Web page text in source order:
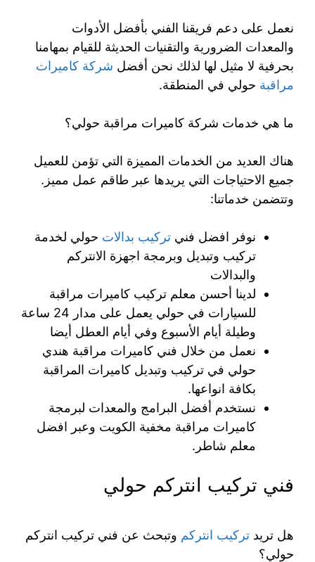
نعمل على دعم فريقنا الفني بأفضل الأدوات
والمعدات الضرورية والتقنيات الحديثة للقيام بمهامنا
بحرفية لا مثيل لها لذلك نحن أفضل شركة كاميرات
مراقبة حولي في المنطقة.
ما هي خدمات شركة كاميرات مراقبة حولي؟
هناك العديد من الخدمات المميزة التي تؤمن للعميل
جميع الاحتياجات التي يريدها عبر طاقم عمل مميز.
وتتضمن خدماتنا:
نوفر افضل فني تركيب بدالات حولي لخدمة
تركيب وتبديل وبرمجة اجهزة الانتركم
والبدالات
لدينا أحسن معلم تركيب كاميرات مراقبة
للسيارات في حولي يعمل على مدار 24 ساعة
وطيلة أيام الأسبوع وفي أيام العطل أيضا
نعمل من خلال فني كاميرات مراقبة هندي
حولي في تركيب وتبديل كاميرات المراقبة
بكافة انواعها.
نستخدم أفضل البرامج والمعدات لبرمجة
كاميرات مراقبة مخفية الكويت وعبر افضل
معلم شاطر.
فني تركيب انتركم حولي
هل تريد تركيب انتركم وتبحث عن فني تركيب انتركم
حولي؟